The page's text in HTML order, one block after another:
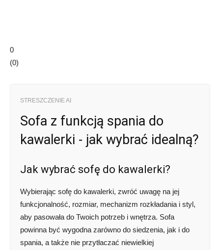
0
(0)
STRESZCZENIE AI
Sofa z funkcją spania do
kawalerki - jak wybrać idealną?
Jak wybrać sofę do kawalerki?
Wybierając sofę do kawalerki, zwróć uwagę na jej
funkcjonalność, rozmiar, mechanizm rozkładania i styl,
aby pasowała do Twoich potrzeb i wnętrza. Sofa
powinna być wygodna zarówno do siedzenia, jak i do
spania, a także nie przytłaczać niewielkiej